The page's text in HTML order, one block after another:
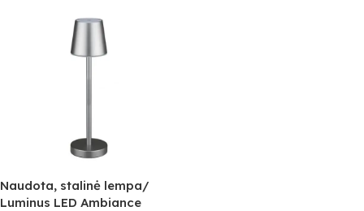
Naudota, stalinė lempa/
Luminus LED Ambiance